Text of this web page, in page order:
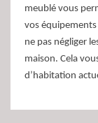
meublé vous
vos équipements
ne pas négliger
maison. Cela
d’habitation